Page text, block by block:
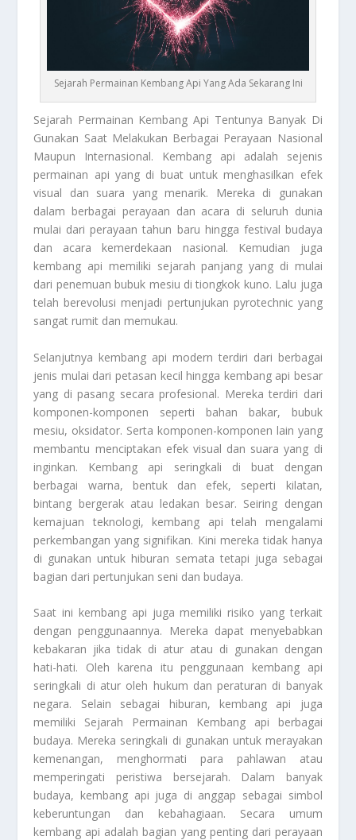
Sejarah Permainan Kembang Api Yang Ada Sekarang Ini
Sejarah Permainan Kembang Api Tentunya Banyak Di
Gunakan Saat Melakukan Berbagai Perayaan Nasional
Maupun Internasional. Kembang api adalah sejenis
permainan api yang di buat untuk menghasilkan efek
visual dan suara yang menarik. Mereka di gunakan
dalam berbagai perayaan dan acara di seluruh dunia
mulai dari perayaan tahun baru hingga festival budaya
dan acara kemerdekaan nasional. Kemudian juga
kembang api memiliki sejarah panjang yang di mulai
dari penemuan bubuk mesiu di tiongkok kuno. Lalu juga
telah berevolusi menjadi pertunjukan pyrotechnic yang
sangat rumit dan memukau.
Selanjutnya kembang api modern terdiri dari berbagai
jenis mulai dari petasan kecil hingga kembang api besar
yang di pasang secara profesional. Mereka terdiri dari
komponen-komponen seperti bahan bakar, bubuk
mesiu, oksidator. Serta komponen-komponen lain yang
membantu menciptakan efek visual dan suara yang di
inginkan. Kembang api seringkali di buat dengan
berbagai warna, bentuk dan efek, seperti kilatan,
bintang bergerak atau ledakan besar. Seiring dengan
kemajuan teknologi, kembang api telah mengalami
perkembangan yang signifikan. Kini mereka tidak hanya
di gunakan untuk hiburan semata tetapi juga sebagai
bagian dari pertunjukan seni dan budaya.
Saat ini kembang api juga memiliki risiko yang terkait
dengan penggunaannya. Mereka dapat menyebabkan
kebakaran jika tidak di atur atau di gunakan dengan
hati-hati. Oleh karena itu penggunaan kembang api
seringkali di atur oleh hukum dan peraturan di banyak
negara. Selain sebagai hiburan, kembang api juga
memiliki Sejarah Permainan Kembangapi berbagai
budaya. Mereka seringkali di gunakan untuk merayakan
kemenangan, menghormati para pahlawan atau
memperingati peristiwa bersejarah. Dalam banyak
budaya, kembang api juga di anggap sebagai simbol
keberuntungan dan kebahagiaan. Secara umum
kembang api adalah bagian yang penting dari perayaan